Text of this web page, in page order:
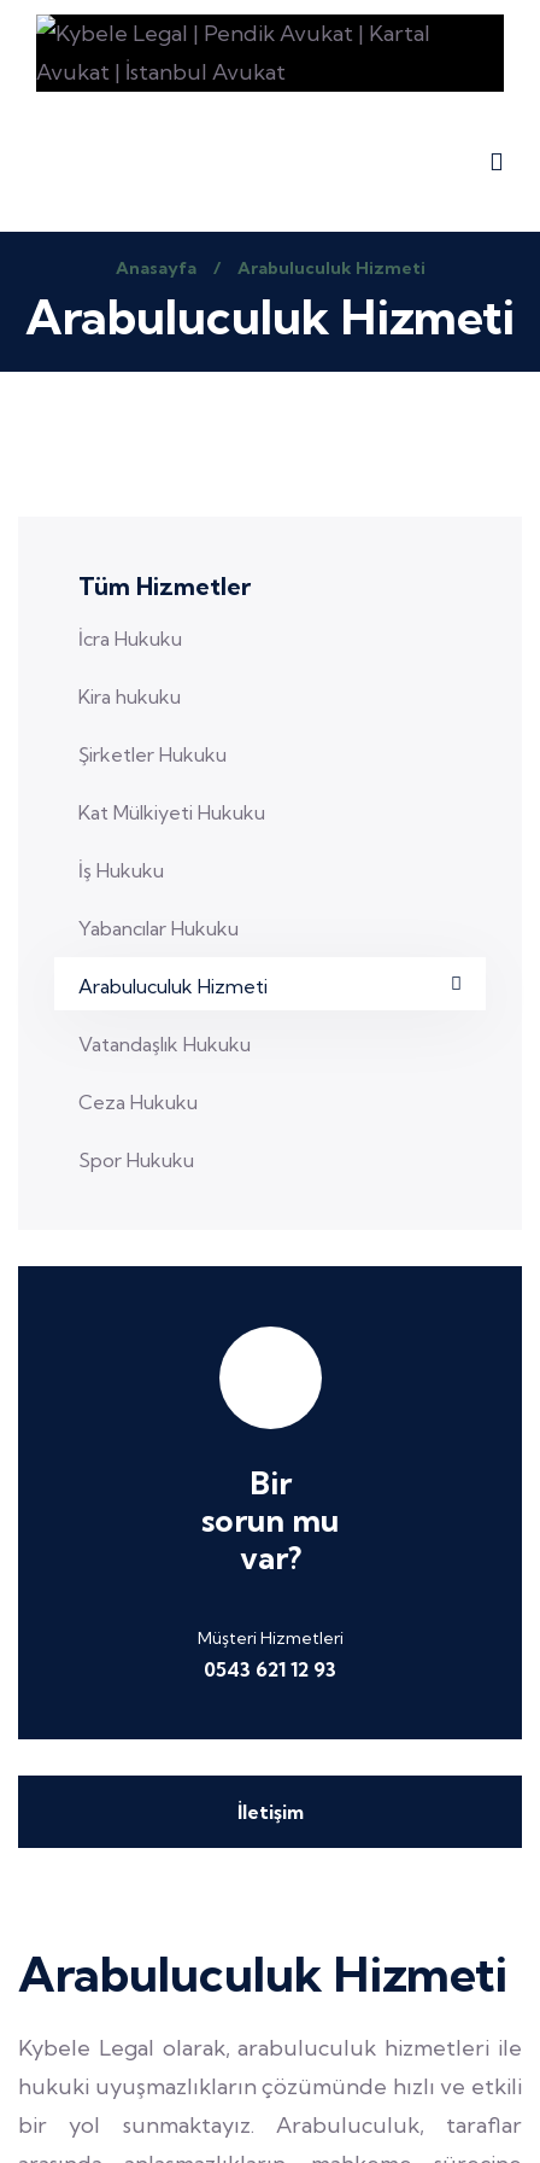
Anasayfa / Arabuluculuk Hizmeti
Arabuluculuk Hizmeti
Tüm Hizmetler
İcra Hukuku
Kira hukuku
Şirketler Hukuku
Kat Mülkiyeti Hukuku
İş Hukuku
Yabancılar Hukuku
Arabuluculuk Hizmeti
Vatandaşlık Hukuku
Ceza Hukuku
Spor Hukuku
Bir
sorun mu
var?
Müşteri Hizmetleri
0543 621 12 93
İletişim
Arabuluculuk Hizmeti
Kybele Legal olarak, arabuluculuk hizmetleri ile
hukuki uyuşmazlıkların çözümünde hızlı ve etkili
bir yol sunmaktayız. Arabuluculuk, taraflar